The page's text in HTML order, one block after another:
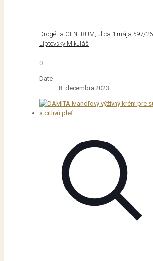
Drogéria CENTRUM, ulica 1.mája 697/26,
Liptovský Mikuláš
0
Date
8. decembra 2023